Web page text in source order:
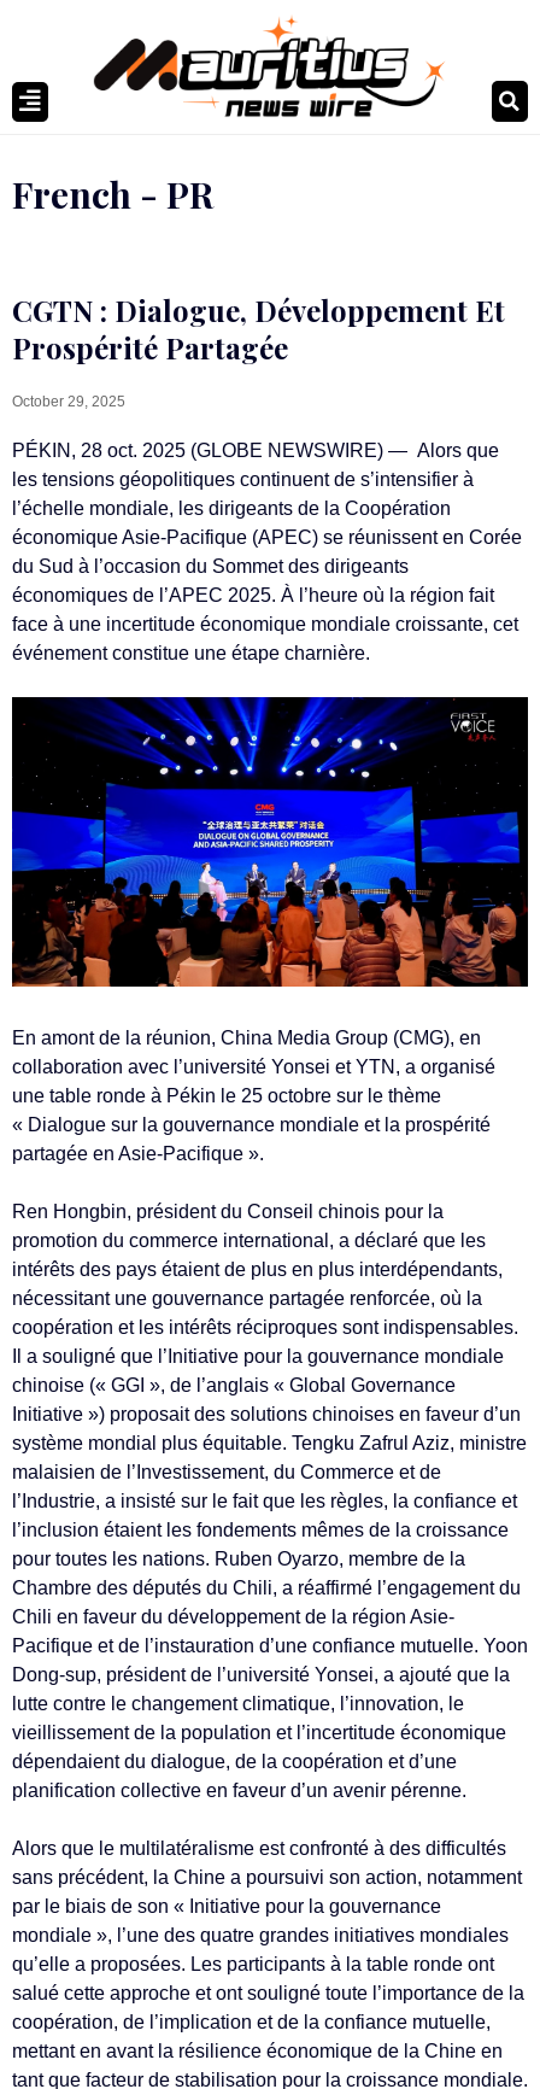
French - PR
CGTN : Dialogue, Développement Et
Prospérité Partagée
October 29, 2025
PÉKIN, 28 oct. 2025 (GLOBE NEWSWIRE) — Alors que
les tensions géopolitiques continuent de s’intensifier à
l’échelle mondiale, les dirigeants de la Coopération
économique Asie-Pacifique (APEC) se réunissent en Corée
du Sud à l’occasion du Sommet des dirigeants
économiques de l’APEC 2025. À l’heure où la région fait
face à une incertitude économique mondiale croissante, cet
événement constitue une étape charnière.
En amont de la réunion, China Media Group (CMG), en
collaboration avec l’université Yonsei et YTN, a organisé
une table ronde à Pékin le 25 octobre sur le thème
« Dialogue sur la gouvernance mondiale et la prospérité
partagée en Asie-Pacifique ».
Ren Hongbin, président du Conseil chinois pour la
promotion du commerce international, a déclaré que les
intérêts des pays étaient de plus en plus interdépendants,
nécessitant une gouvernance partagée renforcée, où la
coopération et les intérêts réciproques sont indispensables.
Il a souligné que l’Initiative pour la gouvernance mondiale
chinoise (« GGI », de l’anglais « Global Governance
Initiative ») proposait des solutions chinoises en faveur d’un
système mondial plus équitable. Tengku Zafrul Aziz, ministre
malaisien de l’Investissement, du Commerce et de
l’Industrie, a insisté sur le fait que les règles, la confiance et
l’inclusion étaient les fondements mêmes de la croissance
pour toutes les nations. Ruben Oyarzo, membre de la
Chambre des députés du Chili, a réaffirmé l’engagement du
Chili en faveur du développement de la région Asie-
Pacifique et de l’instauration d’une confiance mutuelle. Yoon
Dong-sup, président de l’université Yonsei, a ajouté que la
lutte contre le changement climatique, l’innovation, le
vieillissement de la population et l’incertitude économique
dépendaient du dialogue, de la coopération et d’une
planification collective en faveur d’un avenir pérenne.
Alors que le multilatéralisme est confronté à des difficultés
sans précédent, la Chine a poursuivi son action, notamment
par le biais de son « Initiative pour la gouvernance
mondiale », l’une des quatre grandes initiatives mondiales
qu’elle a proposées. Les participants à la table ronde ont
salué cette approche et ont souligné toute l’importance de la
coopération, de l’implication et de la confiance mutuelle,
mettant en avant la résilience économique de la Chine en
tant que facteur de stabilisation pour la croissance mondiale.